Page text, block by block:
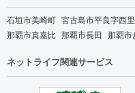
石垣市美崎町 宮古島市平良字西里
那覇市真嘉比 那覇市長田 那覇市
ネットライフ関連サービス